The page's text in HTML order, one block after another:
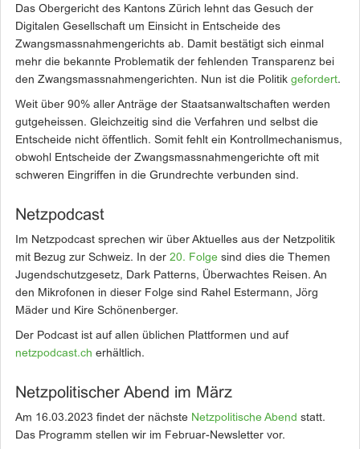
Das Obergericht des Kantons Zürich lehnt das Gesuch der
Digitalen Gesellschaft um Einsicht in Entscheide des
Zwangsmassnahmengerichts ab. Damit bestätigt sich einmal
mehr die bekannte Problematik der fehlenden Transparenz bei
den Zwangsmassnahmengerichten. Nun ist die Politik gefordert.
Weit über 90% aller Anträge der Staatsanwaltschaften werden
gutgeheissen. Gleichzeitig sind die Verfahren und selbst die
Entscheide nicht öffentlich. Somit fehlt ein Kontrollmechanismus,
obwohl Entscheide der Zwangsmassnahmengerichte oft mit
schweren Eingriffen in die Grundrechte verbunden sind.
Netzpodcast
Im Netzpodcast sprechen wir über Aktuelles aus der Netzpolitik
mit Bezug zur Schweiz. In der 20. Folge sind dies die Themen
Jugendschutzgesetz, Dark Patterns, Überwachtes Reisen. An
den Mikrofonen in dieser Folge sind Rahel Estermann, Jörg
Mäder und Kire Schönenberger.
Der Podcast ist auf allen üblichen Plattformen und auf
netzpodcast.ch erhältlich.
Netzpolitischer Abend im März
Am 16.03.2023 findet der nächste Netzpolitische Abend statt.
Das Programm stellen wir im Februar-Newsletter vor.